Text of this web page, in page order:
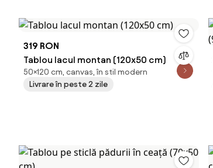
319 RON
Tablou lacul montan (120x50 cm)
50×120 cm, canvas, în stil modern
Livrare în peste 2 zile